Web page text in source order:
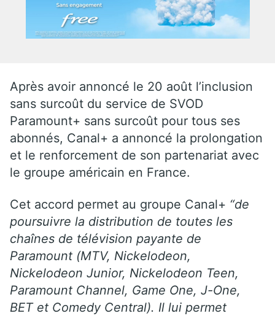
Après avoir annoncé le 20 août l’inclusion
sans surcoût du service de SVOD
Paramount+ sans surcoût pour tous ses
abonnés, Canal+ a annoncé la prolongation
et le renforcement de son partenariat avec
le groupe américain en France.
Cet accord permet au groupe Canal+ “de
poursuivre la distribution de toutes les
chaînes de télévision payante de
Paramount (MTV, Nickelodeon,
Nickelodeon Junior, Nickelodeon Teen,
Paramount Channel, Game One, J-One,
BET et Comedy Central). Il lui permet